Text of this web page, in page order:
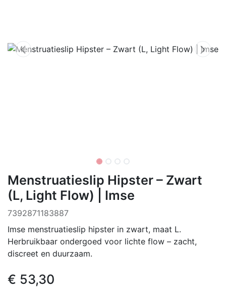
Menstruatieslip Hipster – Zwart
(L, Light Flow) | Imse
‌7392871183887
Imse menstruatieslip hipster in zwart, maat L.
Herbruikbaar ondergoed voor lichte flow – zacht,
discreet en duurzaam.
€ 53,30